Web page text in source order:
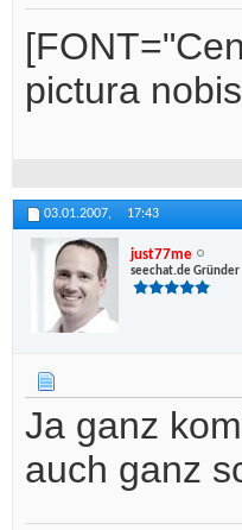
pictura
03.01.2007, 17:43
just77me
seechat.de Gründer
Ja ganz
auch ganz